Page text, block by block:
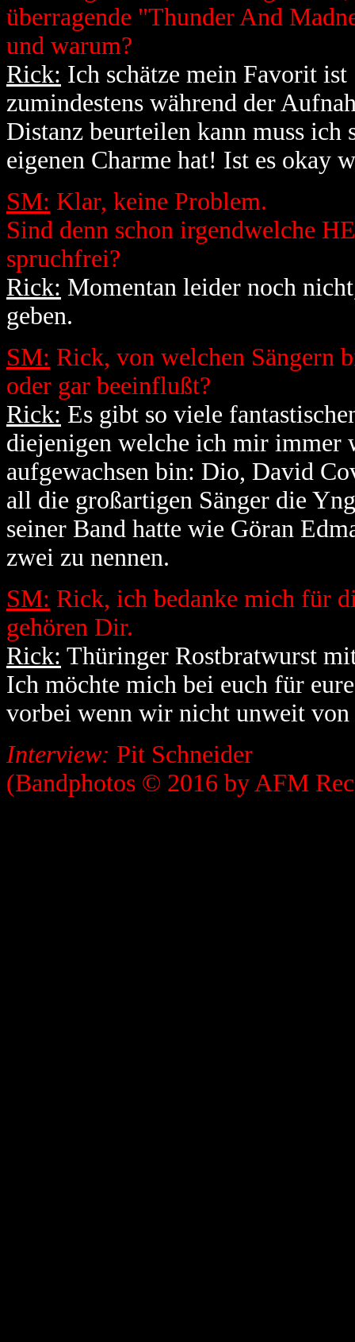
überragende "Thunder And
und warum?
Rick: Ich schätze mein Favorit
zumindestens während der
Distanz beurteilen kann muss ich
eigenen Charme hat! Ist es okay
SM: Klar, keine Problem.
Sind denn schon irgendwelche
spruchfrei?
Rick: Momentan leider noch
geben.
SM: Rick, von welchen Sängern
oder gar beeinflußt?
Rick: Es gibt so viele
diejenigen welche ich mir immer
aufgewachsen bin: Dio, David
all die großartigen Sänger die
seiner Band hatte wie Göran
zwei zu nennen.
SM: Rick, ich bedanke mich für
gehören Dir.
Rick: Thüringer Rostbratwurst
Ich möchte mich bei euch für
vorbei wenn wir nicht unweit
Interview: Pit Schneider
(Bandphotos © 2016 by AFM